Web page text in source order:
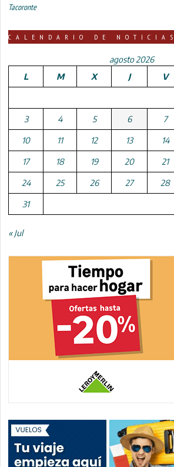
Tacoronte
CALENDARIO DE NOTICIAS
agosto 2026
L
M X J V
3 4 5 6 7
10 11 12 13 14
17 18 19 20 21
24 25 26 27 28
31
« Jul